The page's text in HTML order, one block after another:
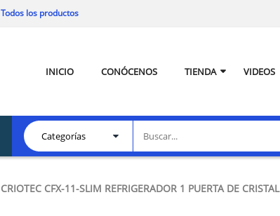
Todos los productos
INICIO CONÓCENOS TIENDA VIDEOS
CRIOTEC CFX-11-SLIM REFRIGERADOR 1 PUERTA DE CRISTAL